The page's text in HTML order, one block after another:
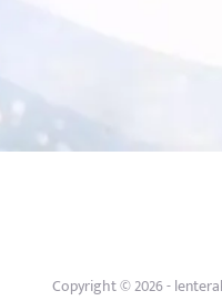
Copyright © 2026 -